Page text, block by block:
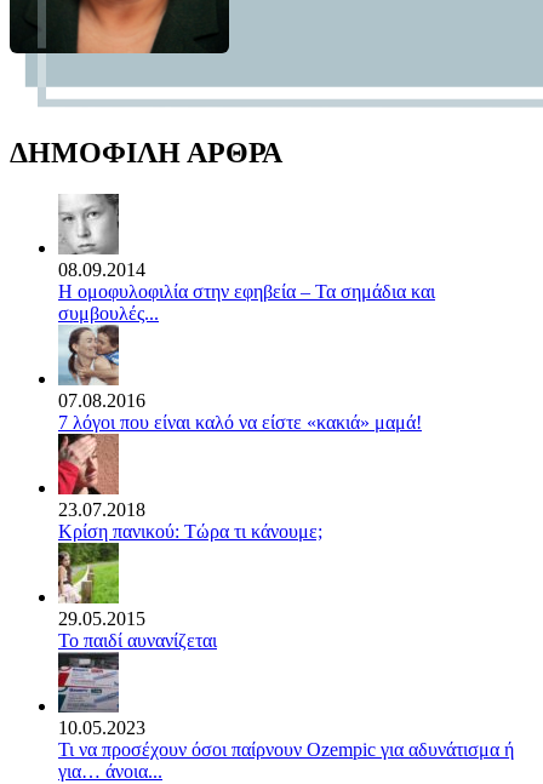
ΔΗΜΟΦΙΛΗ ΑΡΘΡΑ
08.09.2014
Η ομοφυλοφιλία στην εφηβεία – Τα σημάδια και
συμβουλές...
07.08.2016
7 λόγοι που είναι καλό να είστε «κακιά» μαμά!
23.07.2018
Κρίση πανικού: Τώρα τι κάνουμε;
29.05.2015
Το παιδί αυνανίζεται
10.05.2023
Τι να προσέχουν όσοι παίρνουν Ozempic για αδυνάτισμα ή
για… άνοια...